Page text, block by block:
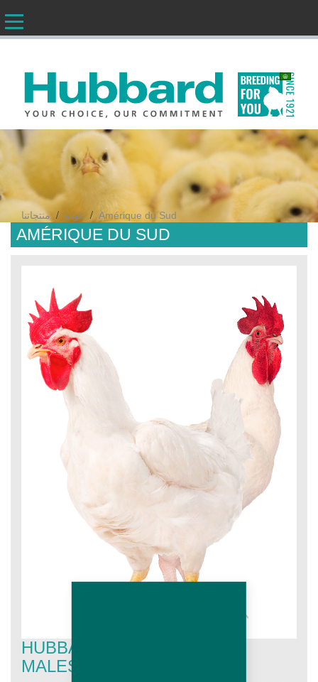
AR
عودة / منتجاتنا / Amérique du Sud
AMÉRIQUE DU SUD
HUBBARD CONVENTIONAL
MALES